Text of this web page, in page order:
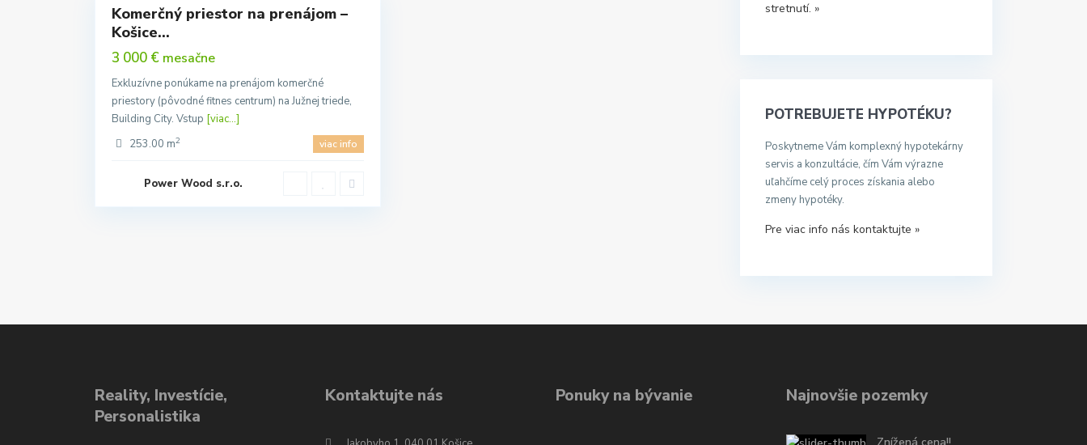
Komerčný priestor na prenájom –
Košice...
3 000 € mesačne
Exkluzívne ponúkame na prenájom komerčné
priestory (pôvodné fitnes centrum) na Južnej triede,
Building City. Vstup [viac...]
253.00 m2 viac info
Power Wood s.r.o.
stretnutí. »
POTREBUJETE HYPOTÉKU?
Poskytneme Vám komplexný hypotekárny
servis a konzultácie, čím Vám výrazne
uľahčíme celý proces získania alebo
zmeny hypotéky.
Pre viac info nás kontaktujte »
Reality, Investície,
Personalistika
Kontaktujte nás Ponuky na bývanie Najnovšie pozemky